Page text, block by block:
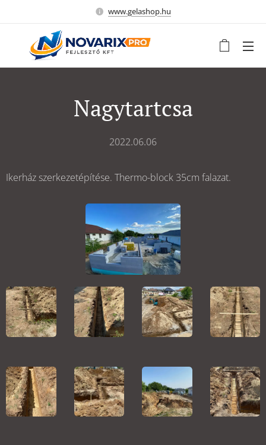
www.gelashop.hu
Nagytartcsa
2022.06.06
Ikerház szerkezetépítése. Thermo-block 35cm falazat.